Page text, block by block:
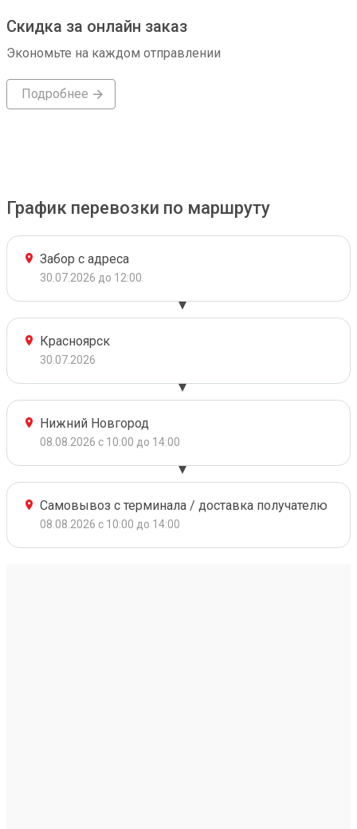
Скидка за онлайн заказ
Экономьте на каждом отправлении
Подробнее
График перевозки по маршруту
Забор с адреса
30.07.2026 до 12:00
Красноярск
30.07.2026
Нижний Новгород
08.08.2026 с 10:00 до 14:00
Самовывоз с терминала / доставка получателю
08.08.2026 с 10:00 до 14:00